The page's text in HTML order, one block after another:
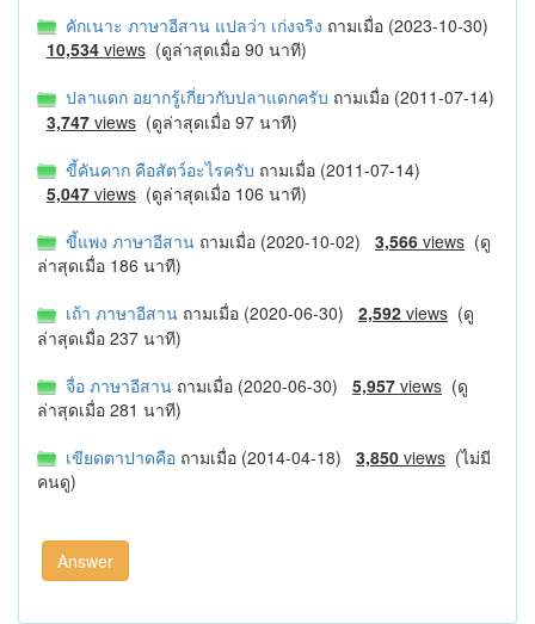
คักเนาะ ภาษาอีสาน แปลว่า เก่งจริง ถามเมื่อ (2023-10-30)
10,534 views (ดูล่าสุดเมื่อ 90 นาที)
ปลาแดก อยากรู้เกี่ยวกับปลาแดกครับ ถามเมื่อ (2011-07-14)
3,747 views (ดูล่าสุดเมื่อ 97 นาที)
ขี้คันคาก คือสัตว์อะไรครับ ถามเมื่อ (2011-07-14)
5,047 views (ดูล่าสุดเมื่อ 106 นาที)
ขี้แพง ภาษาอีสาน ถามเมื่อ (2020-10-02) 3,566 views (ดู
ล่าสุดเมื่อ 186 นาที)
เถ้า ภาษาอีสาน ถามเมื่อ (2020-06-30) 2,592 views (ดู
ล่าสุดเมื่อ 237 นาที)
จื่อ ภาษาอีสาน ถามเมื่อ (2020-06-30) 5,957 views (ดู
ล่าสุดเมื่อ 281 นาที)
เขียดตาปาดคือ ถามเมื่อ (2014-04-18) 3,850 views (ไม่มี
คนดู)